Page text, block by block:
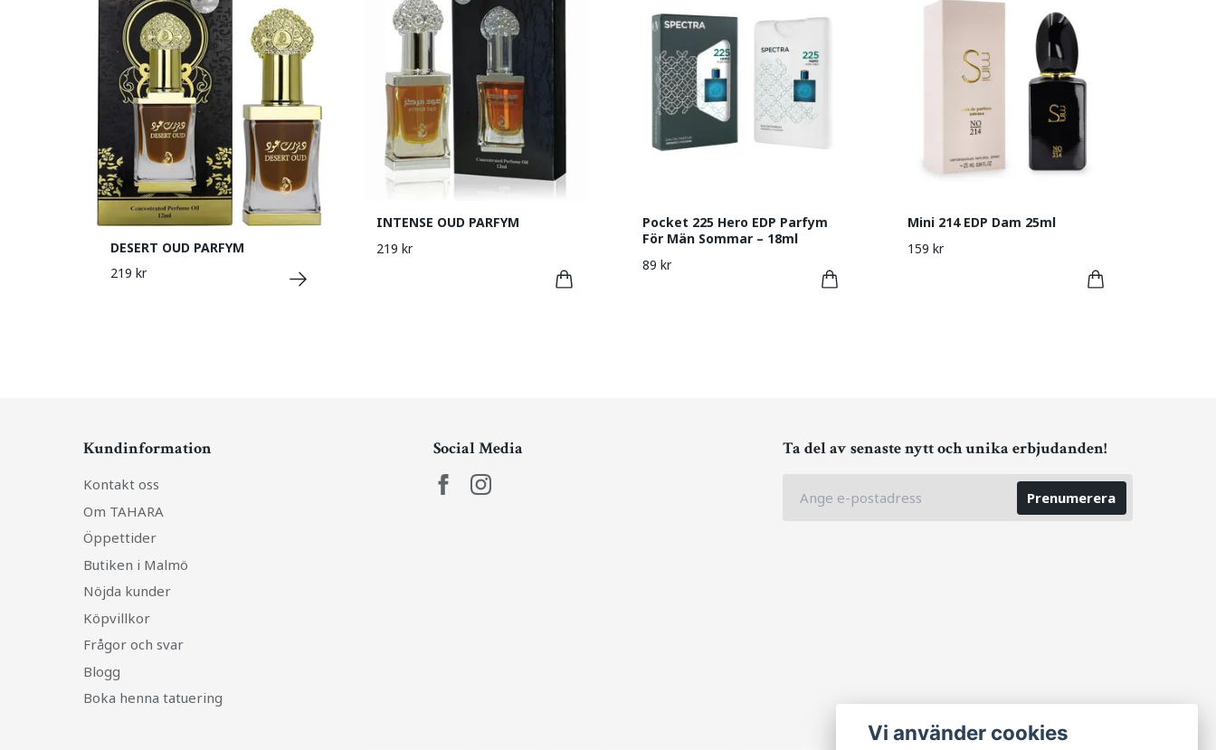
DESERT OUD PARFYM
219 kr
INTENSE OUD PARFYM
219 kr
Pocket 225 Hero EDP Parfym
För Män Sommar – 18ml
89 kr
Mini 214 EDP Dam 25ml
159 kr
Kundinformation
Kontakt oss
Om TAHARA
Öppettider
Butiken i Malmö
Nöjda kunder
Köpvillkor
Frågor och svar
Blogg
Boka henna tatuering
Social Media Ta del av senaste nytt och unika erbjudanden!
Prenumerera
Vi använder cookies